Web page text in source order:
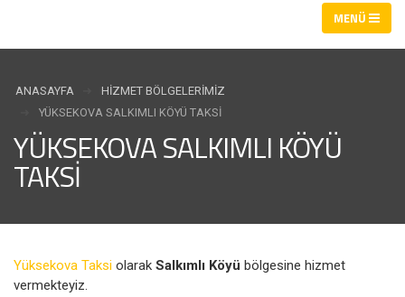
ANASAYFA
HIZMET BÖLGELERIMIZ
YÜKSEKOVA SALKIMLI KÖYÜ TAKSI
YÜKSEKOVA SALKIMLI KÖYÜ
TAKSI
Yüksekova Taksi olarak Salkımlı Köyü bölgesine hizmet
vermekteyiz.